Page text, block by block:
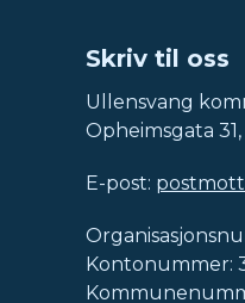
Skriv til oss
Ullensvang
Opheimsgata
E-post:
Kontonummer: